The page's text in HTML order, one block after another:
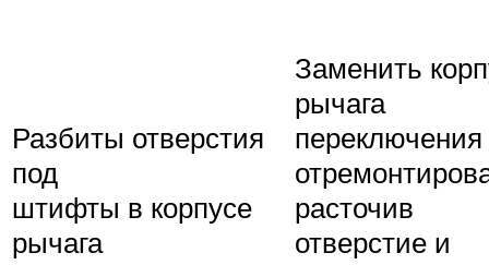
Разбиты отверстия
под
штифты в корпусе
рычага
Заменить
рычага
расточив
отверстие и